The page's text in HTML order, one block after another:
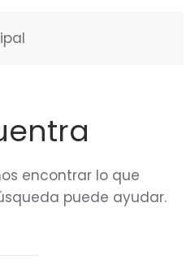
encontrar lo que
puede ayudar.